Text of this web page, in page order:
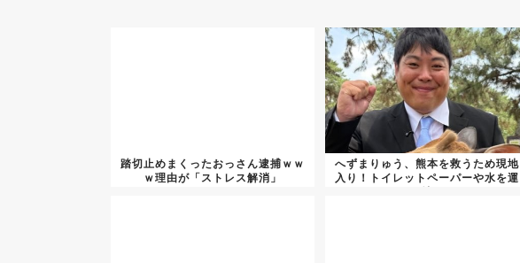
踏切止めまくったおっさん逮捕ｗｗ
ｗ理由が「ストレス解消」
へずまりゅう、熊本を救うため現地
入り！トイレットペーパーや水を運